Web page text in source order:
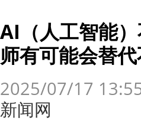
AI（人工智能
师有可能会替
2025/07/17
新闻网